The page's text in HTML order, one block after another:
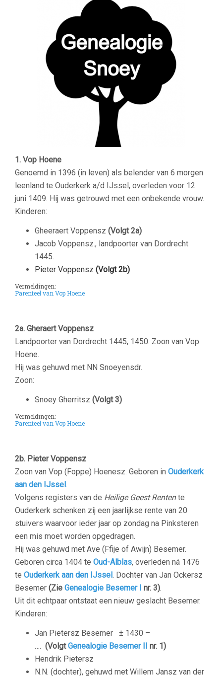
1. Vop Hoene
Genoemd in 1396 (in leven) als belender van 6 morgen
leenland te Ouderkerk a/d IJssel, overleden voor 12
juni 1409. Hij was getrouwd met een onbekende vrouw.
Kinderen:
Gheeraert Voppensz (Volgt 2a)
Jacob Voppensz., landpoorter van Dordrecht
1445.
Pieter Voppensz (Volgt 2b)
Vermeldingen:
Parenteel van Vop Hoene
2a. Gheraert Voppensz
Landpoorter van Dordrecht 1445, 1450. Zoon van Vop
Hoene.
Hij was gehuwd met NN Snoeyensdr.
Zoon:
Snoey Gherritsz (Volgt 3)
Vermeldingen:
Parenteel van Vop Hoene
2b. Pieter Voppensz
Zoon van Vop (Foppe) Hoenesz. Geboren in Ouderkerk
aan den IJssel.
Volgens registers van de Heilige Geest Rentente
Ouderkerk schenken zij een jaarlijkse rente van 20
stuivers waarvoor ieder jaar op zondag na Pinksteren
een mis moet worden opgedragen.
Hij was gehuwd met Ave (Ffije of Awijn) Besemer.
Geboren circa 1404 te Oud-Alblas, overleden ná 1476
te Ouderkerk aan den IJssel. Dochter van Jan Ockersz
Besemer (Zie Genealogie Besemer I nr. 3).
Uit dit echtpaar ontstaat een nieuw geslacht Besemer.
Kinderen:
Jan Pietersz Besemer ± 1430 –
…. (VolgtGenealogie Besemer II nr. 1)
Hendrik Pietersz
N.N. (dochter), gehuwd met Willem Jansz van der